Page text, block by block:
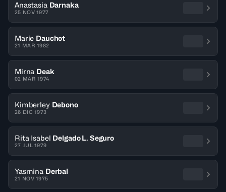
Anastasia Darnaka
25 NOV 1977
Marie Dauchot
21 MAR 1982
Mirna Deak
02 MAR 1974
Kimberley Debono
26 DIC 1973
Rita Isabel Delgado L. Seguro
27 JUL 1979
Yasmina Derbal
21 NOV 1975